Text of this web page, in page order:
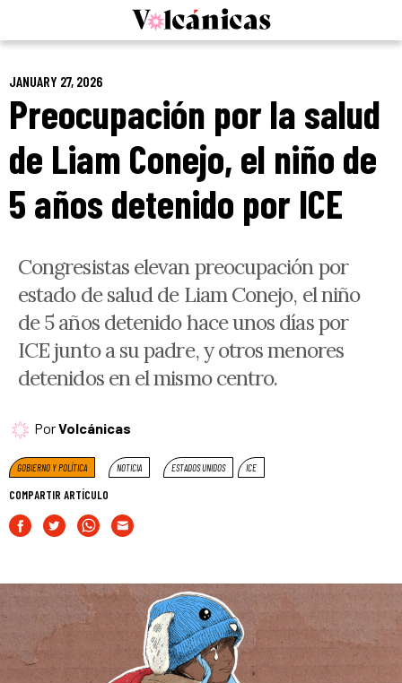
JANUARY 27, 2026
Preocupación por la salud
de Liam Conejo, el niño de
5 años detenido por ICE
Congresistas elevan preocupación por
estado de salud de Liam Conejo, el niño
de 5 años detenido hace unos días por
ICE junto a su padre, y otros menores
detenidos en el mismo centro.
PorVolcánicas
GOBIERNO Y POLÍTICA NOTICIA ESTADOS UNIDOS ICE
COMPARTIR ARTÍCULO